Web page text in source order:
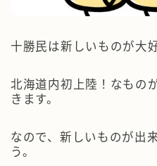
十勝民は新しいものが大
北海道内初上陸！なもの
きます。
なので、新しいものが出
う。